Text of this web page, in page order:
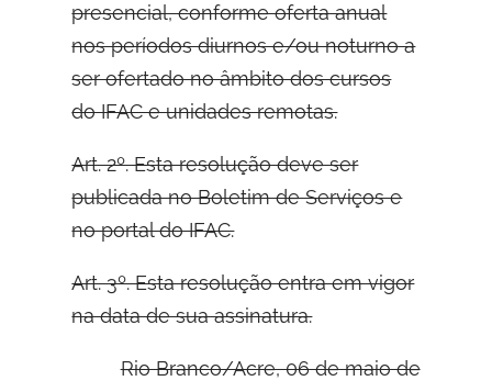
presencial, conforme oferta anual
nos períodos diurnos e/ou noturno a
ser ofertado no âmbito dos cursos
do IFAC e unidades remotas.
Art. 2º. Esta resolução deve ser
publicada no Boletim de Serviços e
no portal do IFAC.
Art. 3º. Esta resolução entra em vigor
na data de sua assinatura.
Rio Branco/Acre, 06 de maio de